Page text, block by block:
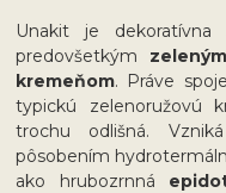
Unakit je dekoratívna
predovšetkým
kremeňom. Práve
typickú zelenoružovú
trochu odlišná.
pôsobením
ako hrubozrnná